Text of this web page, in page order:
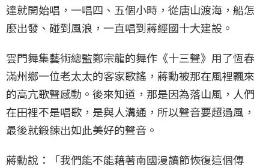
達就開始唱，一唱四、五個小時，從唐山渡海，船怎
麼出發、碰到風浪，一直唱到蔣經國十大建設。
雲門舞集藝術總監鄭宗龍的舞作《十三聲》用了恆春
滿州鄉一位老太太的客家歌謠，蔣勳被那在風裡飄來
的高亢歌聲感動。後來知道，那是因為落山風，人們
在田裡不是唱歌，是與人溝通，所以聲音要超過風，
最後就鍛鍊出如此美好的聲音。
蔣勳說：「我們能不能藉著南國漫讀節恢復這個傳